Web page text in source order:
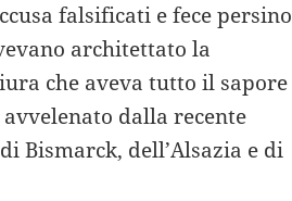
falsificati e fece persino
architettato la
che aveva tutto il sapore
dalla recente
Bismarck, dell’Alsazia e di